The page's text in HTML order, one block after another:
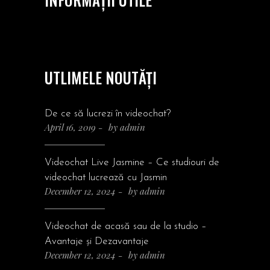
UTLIMELE NOUTĂȚI
De ce să lucrezi în videochat?
April 16, 2019 by admin
Videochat Live Jasmine – Ce studiouri de
videochat lucrează cu Jasmin
December 12, 2024 by admin
Videochat de acasă sau de la studio –
Avantaje și Dezavantaje
December 12, 2024 by admin